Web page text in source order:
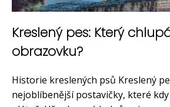
Kreslený pes: Který
obrazovku?
Historie kreslených psů Kreslený
nejoblíbenější postavičky, které